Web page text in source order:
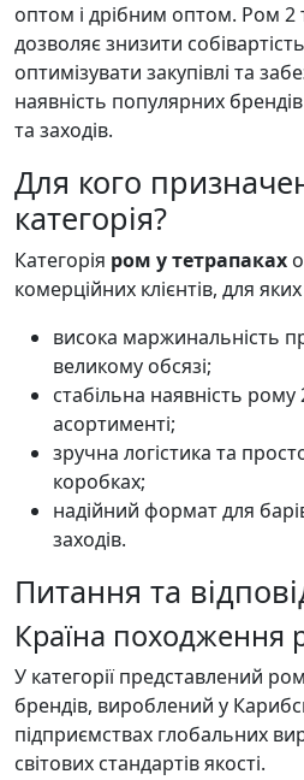
оптом і дрібним оптом. Ром 2
дозволяє знизити
оптимізувати закупівлі та
наявність популярних
та заходів.
Для кого
категорія?
Категорія ром у тетрапаках
комерційних клієнтів, для
висока маржинальність
великому обсязі;
стабільна наявність рому
асортименті;
зручна логістика та
коробках;
надійний формат для
заходів.
Питання та
Країна походження
У категорії представлений
брендів, вироблений у
підприємствах глобальних
світових стандартів якості.